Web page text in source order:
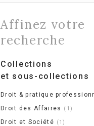
Affinez votre
recherche
Collections
et sous-collections
Droit & pratique
Droit des Affaires 1
Droit et Société 1